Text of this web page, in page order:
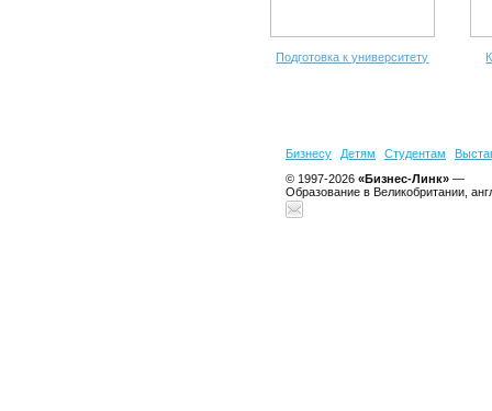
Подготовка к университету
Бизнесу Детям Студентам
© 1997-2026 «Бизнес-Линк» —
Образование в Великобритании,